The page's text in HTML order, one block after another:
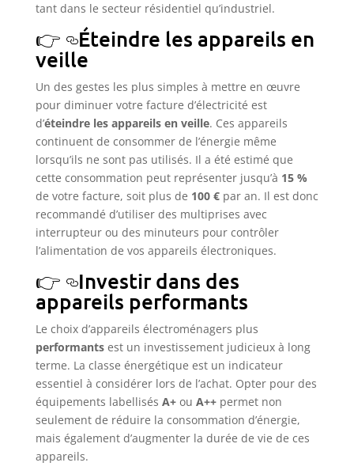
tant dans le secteur résidentiel qu’industriel.
Éteindre les appareils en
veille
Un des gestes les plus simples à mettre en œuvre
pour diminuer votre facture d’électricité est
d’éteindre les appareils en veille. Ces appareils
continuent de consommer de l’énergie même
lorsqu’ils ne sont pas utilisés. Il a été estimé que
cette consommation peut représenter jusqu’à 15 %
de votre facture, soit plus de 100 €par an. Il est donc
recommandé d’utiliser des multiprises avec
interrupteur ou des minuteurs pour contrôler
l’alimentation de vos appareils électroniques.
Investir dans des
appareils performants
Le choix d’appareils électroménagers plus
performantsest un investissement judicieux à long
terme. La classe énergétique est un indicateur
essentiel à considérer lors de l’achat. Opter pour des
équipements labellisés A+ou A++permet non
seulement de réduire la consommation d’énergie,
mais également d’augmenter la durée de vie de ces
appareils.